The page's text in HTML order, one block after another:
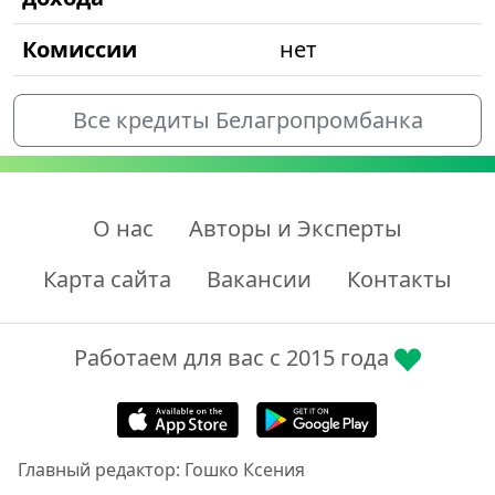
Комиссии
нет
Все кредиты Белагропромбанка
О нас
Авторы и Эксперты
Карта сайта
Вакансии Контакты
Работаем для вас с 2015 года
Главный редактор: Гошко Ксения